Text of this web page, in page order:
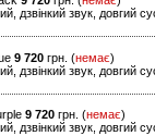
дзвінкий звук, довгий
9 720 грн. (немає)
дзвінкий звук, довгий
9 720 грн. (немає)
дзвінкий звук, довгий